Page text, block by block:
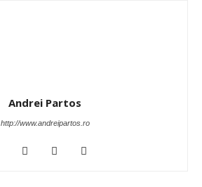
Andrei Partos
http://www.andreipartos.ro